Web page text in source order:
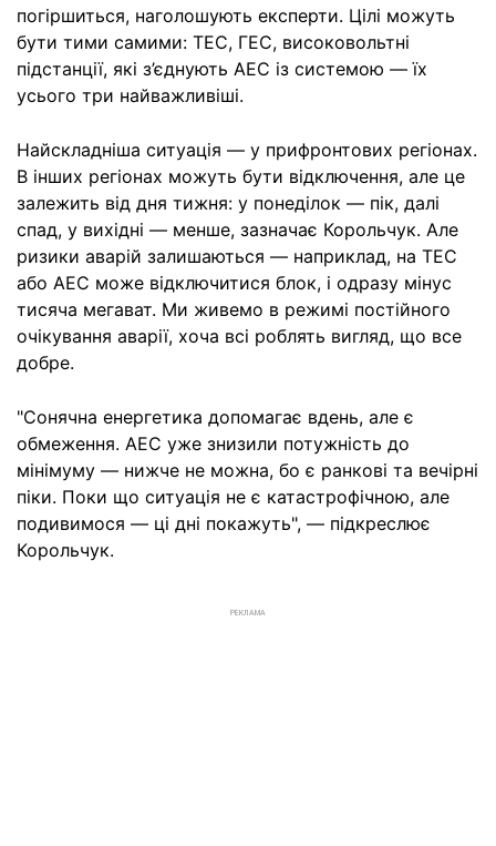
погіршиться, наголошують експерти. Цілі можуть
бути тими самими: ТЕС, ГЕС, високовольтні
підстанції, які з’єднують АЕС із системою — їх
усього три найважливіші.
Найскладніша ситуація — у прифронтових регіонах.
В інших регіонах можуть бути відключення, але це
залежить від дня тижня: у понеділок — пік, далі
спад, у вихідні — менше, зазначає Корольчук. Але
ризики аварій залишаються — наприклад, на ТЕС
або АЕС може відключитися блок, і одразу мінус
тисяча мегават. Ми живемо в режимі постійного
очікування аварії, хоча всі роблять вигляд, що все
добре.
"Сонячна енергетика допомагає вдень, але є
обмеження. АЕС уже знизили потужність до
мінімуму — нижче не можна, бо є ранкові та вечірні
піки. Поки що ситуація не є катастрофічною, але
подивимося — ці дні покажуть", — підкреслює
Корольчук.
РЕКЛАМА